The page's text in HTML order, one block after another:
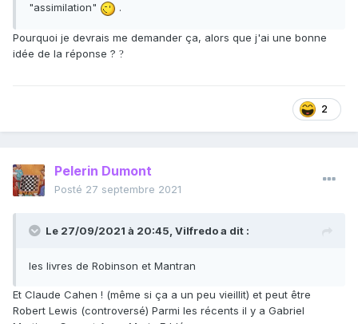
"assimilation"
.
Pourquoi je devrais me demander ça, alors que j'ai une bonne
idée de la réponse ? ?
2
Pelerin Dumont
Posté 27 septembre 2021
Le 27/09/2021 à 20:45, Vilfredoa dit :
les livres de Robinson et Mantran
Et Claude Cahen ! (même si ça a un peu vieillit) et peut être
Robert Lewis (controversé) Parmi les récents il y a Gabriel